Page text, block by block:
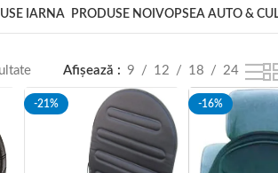
IARNA PRODUSE NOI VOPSEA AUTO &
Afișează 9 12 18 24
-21% -16%